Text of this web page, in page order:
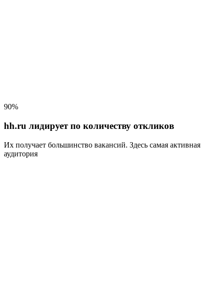
90%
hh.ru лидирует по количеству откликов
Их получает большинство вакансий. Здесь самая активная
аудитория